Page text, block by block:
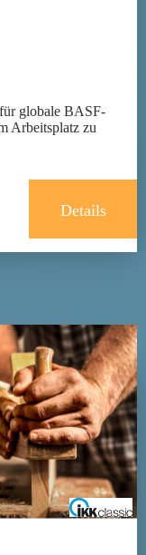
globale BASF-
Arbeitsplatz zu
Details